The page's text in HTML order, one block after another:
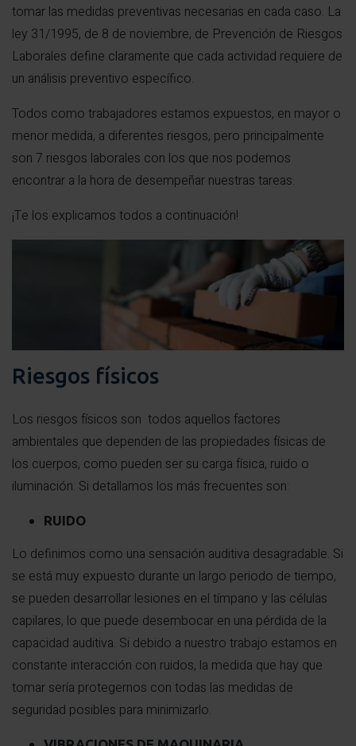
tomar las medidas preventivas necesarias en cada caso. La
ley 31/1995, de 8 de noviembre, de Prevención de Riesgos
Laborales define claramente que cada actividad requiere de
un análisis preventivo específico.
Todos como trabajadores estamos expuestos, en mayor o
menor medida, a diferentes riesgos, pero principalmente
son 7 riesgos laborales con los que nos podemos
encontrar a la hora de desempeñar nuestras tareas.
¡Te los explicamos todos a continuación!
Riesgos físicos
Los riesgos físicos son todos aquellos factores
ambientales que dependen de las propiedades físicas de
los cuerpos, como pueden ser su carga física, ruido o
iluminación. Si detallamos los más frecuentes son:
RUIDO
Lo definimos como una sensación auditiva desagradable. Si
se está muy expuesto durante un largo periodo de tiempo,
se pueden desarrollar lesiones en el tímpano y las células
capilares, lo que puede desembocar en una pérdida de la
capacidad auditiva. Si debido a nuestro trabajo estamos en
constante interacción con ruidos, la medida que hay que
tomar sería protegernos con todas las medidas de
seguridad posibles para minimizarlo.